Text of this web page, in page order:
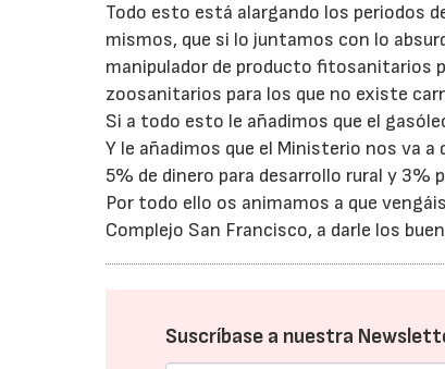
Todo esto está alargando los periodos
mismos, que si lo juntamos con lo
manipulador de producto fitosanitarios
zoosanitarios para los que no existe
Si a todo esto le añadimos que el
Y le añadimos que el Ministerio nos va
5% de dinero para desarrollo rural y 3%
Por todo ello os animamos a que
Complejo San Francisco, a darle los
Suscríbase a nuestra